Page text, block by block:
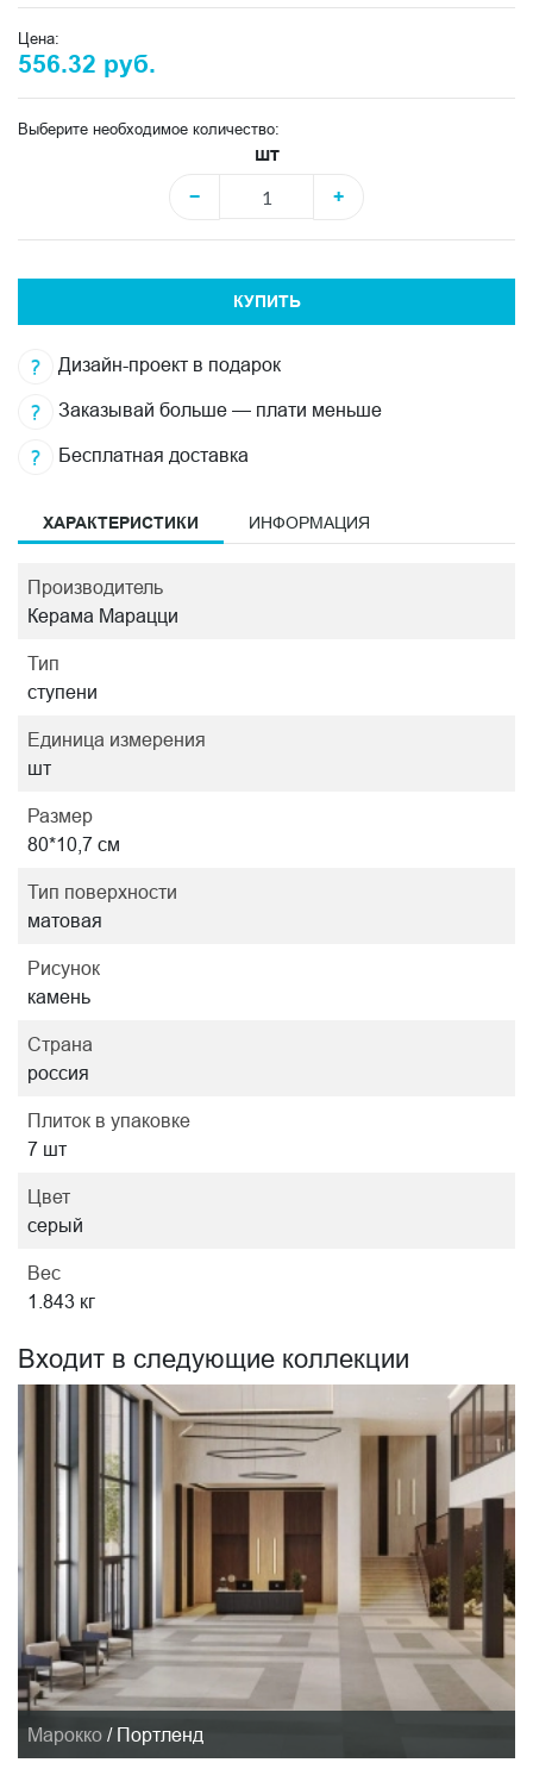
Цена:
556.32 руб.
Выберите необходимое количество:
шт
−
+
КУПИТЬ
Дизайн-проект в подарок
Заказывай больше — плати меньше
Бесплатная доставка
ХАРАКТЕРИСТИКИ ИНФОРМАЦИЯ
Производитель
Керама Марацци
Тип
ступени
Единица измерения
шт
Размер
80*10,7 см
Тип поверхности
матовая
Рисунок
камень
Страна
россия
Плиток в упаковке
7 шт
Цвет
серый
Вес
1.843 кг
Входит в следующие коллекции
Марокко / Портленд